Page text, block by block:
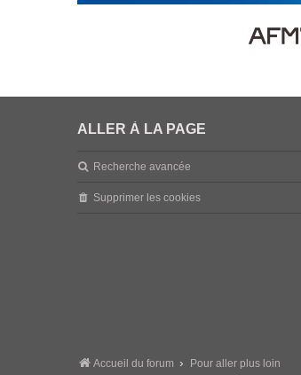
ALLER À LA PAGE
Recherche avancée
Supprimer les cookies
Accueil du forum Pour aller plus loin